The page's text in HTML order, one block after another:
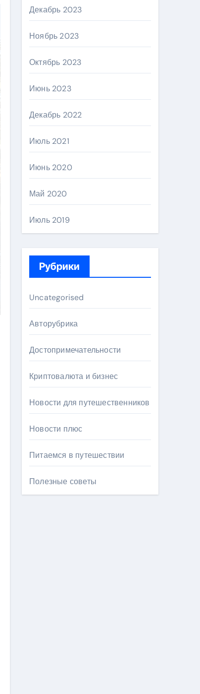
Декабрь 2023
Ноябрь 2023
Октябрь 2023
Июнь 2023
Декабрь 2022
Июль 2021
Июнь 2020
Май 2020
Июль 2019
Рубрики
Uncategorised
Авторубрика
Достопримечательности
Криптовалюта и бизнес
Новости для путешественников
Новости плюс
Питаемся в путешествии
Полезные советы